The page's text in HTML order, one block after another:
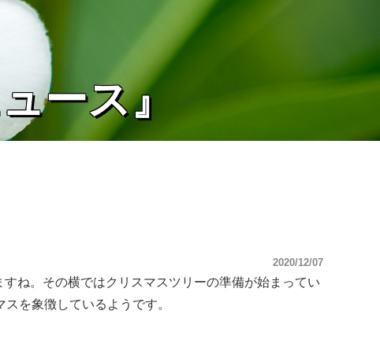
ース』
2020/12/07
ね。その横ではクリスマスツリーの準備が始まってい
を象徴しているようです。